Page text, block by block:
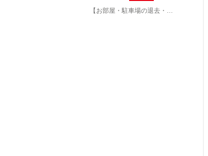
【お部屋・駐車場の退去・解約通知方法】